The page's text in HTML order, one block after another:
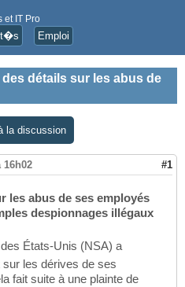
et IT Pro
Emploi
des détails sur les abus de
la discussion
16h02 #1
les abus de ses employés
despionnages illégaux
des États-Unis (NSA) a
les dérives de ses
fait suite à une plainte de